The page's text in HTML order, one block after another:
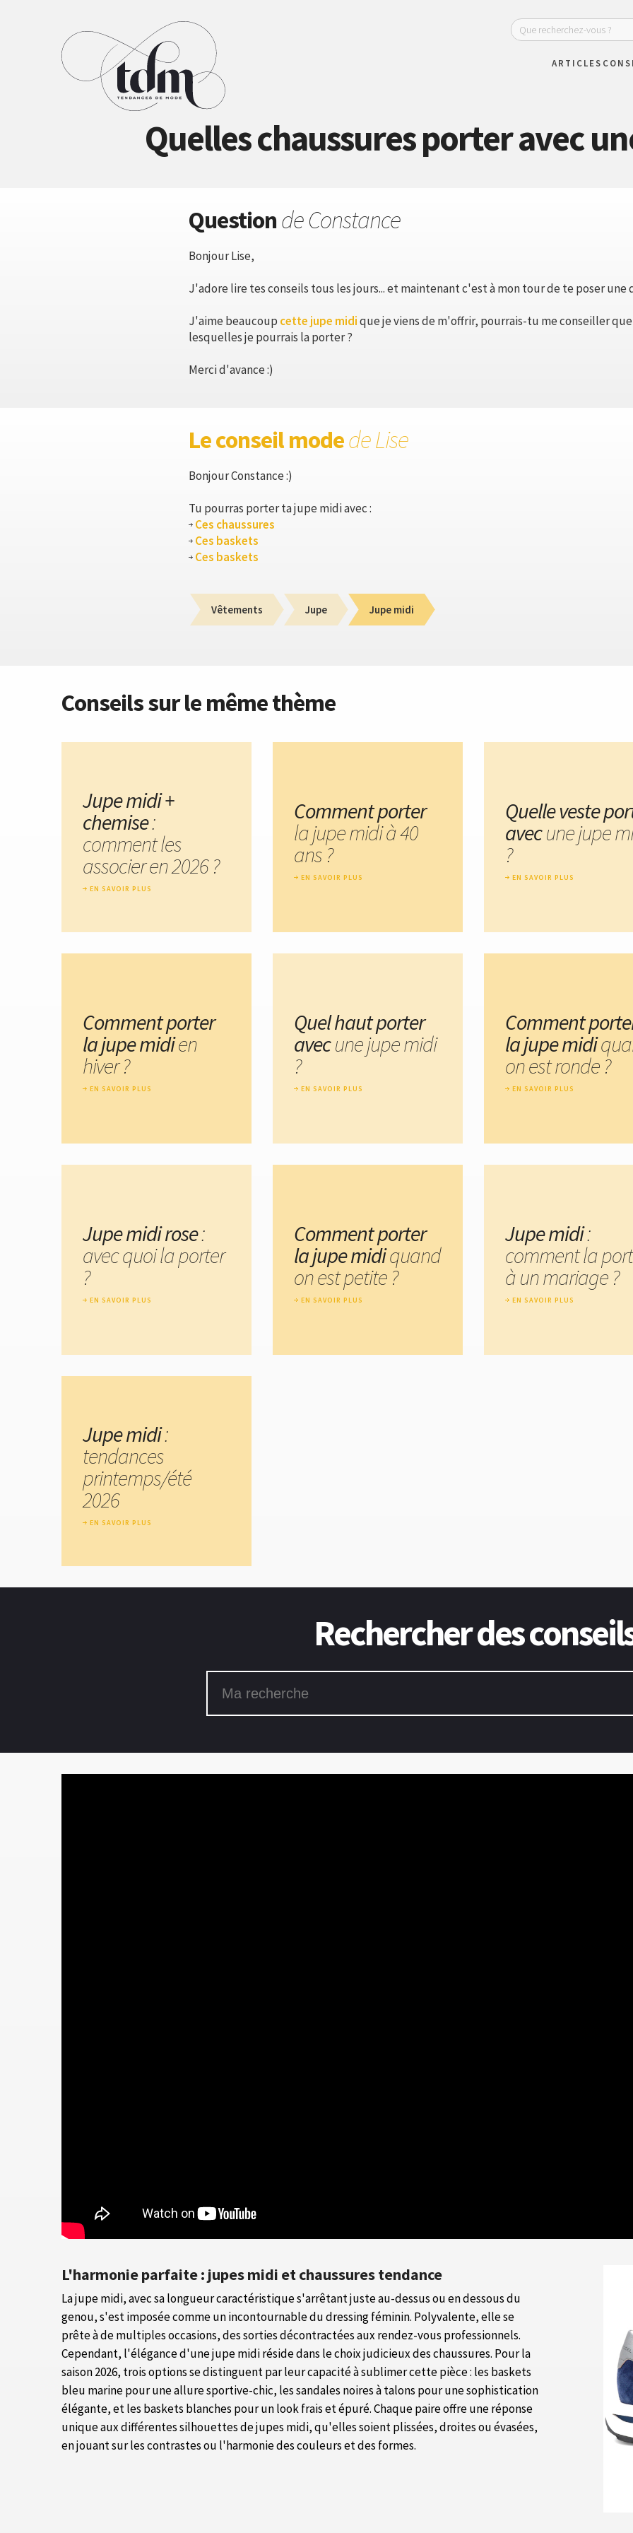
ARTICLES
Quelles chaussures porter avec
Questionde Constance
Bonjour Lise,
J'adore lire tes conseils tous les jours... et maintenant c'est à mon tour de te poser une
J'aime beaucoup cette jupe midique je viens de m'offrir, pourrais-tu me conseiller
lesquelles je pourrais la porter ?
Merci d'avance :)
Le conseil modede Lise
Bonjour Constance :)
Tu pourras porter ta jupe midi avec :
Ces chaussures
Ces baskets
Ces baskets
Vêtements Jupe Jupe midi
L'harmonie parfaite : jupes midi et chaussures tendance
La jupe midi, avec sa longueur caractéristique s'arrêtant juste au-dessus ou en dessous du
genou, s'est imposée comme un incontournable du dressing féminin. Polyvalente, elle se
prête à de multiples occasions, des sorties décontractées aux rendez-vous professionnels.
Cependant, l'élégance d'une jupe midi réside dans le choix judicieux des chaussures. Pour la
saison 2026, trois options se distinguent par leur capacité à sublimer cette pièce : les baskets
bleu marine pour une allure sportive-chic, les sandales noires à talons pour une sophistication
élégante, et les baskets blanches pour un look frais et épuré. Chaque paire offre une réponse
unique aux différentes silhouettes de jupes midi, qu'elles soient plissées, droites ou évasées,
en jouant sur les contrastes ou l'harmonie des couleurs et des formes.
Conseils sur le même thème
Jupe midi +
chemise:
comment les
associer en 2026 ?
EN SAVOIR PLUS
Comment porter
la jupe midi à 40
ans ?
EN SAVOIR PLUS
Quelle veste
avecune jupe
?
EN SAVOIR PLUS
Comment porter
la jupe midien
hiver ?
EN SAVOIR PLUS
Quel haut porter
avecune jupe midi
?
EN SAVOIR PLUS
Comment
la jupe midi
on est ronde ?
EN SAVOIR PLUS
Jupe midi rose:
avec quoi la porter
?
EN SAVOIR PLUS
Comment porter
la jupe midiquand
on est petite ?
EN SAVOIR PLUS
Jupe midi:
comment la
à un mariage ?
EN SAVOIR PLUS
Jupe midi:
tendances
printemps/été
2026
EN SAVOIR PLUS
Rechercher des